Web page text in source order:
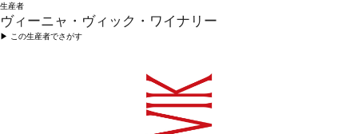
生産者
ヴィーニャ・ヴィック・ワイナリー
▶︎ この生産者でさがす